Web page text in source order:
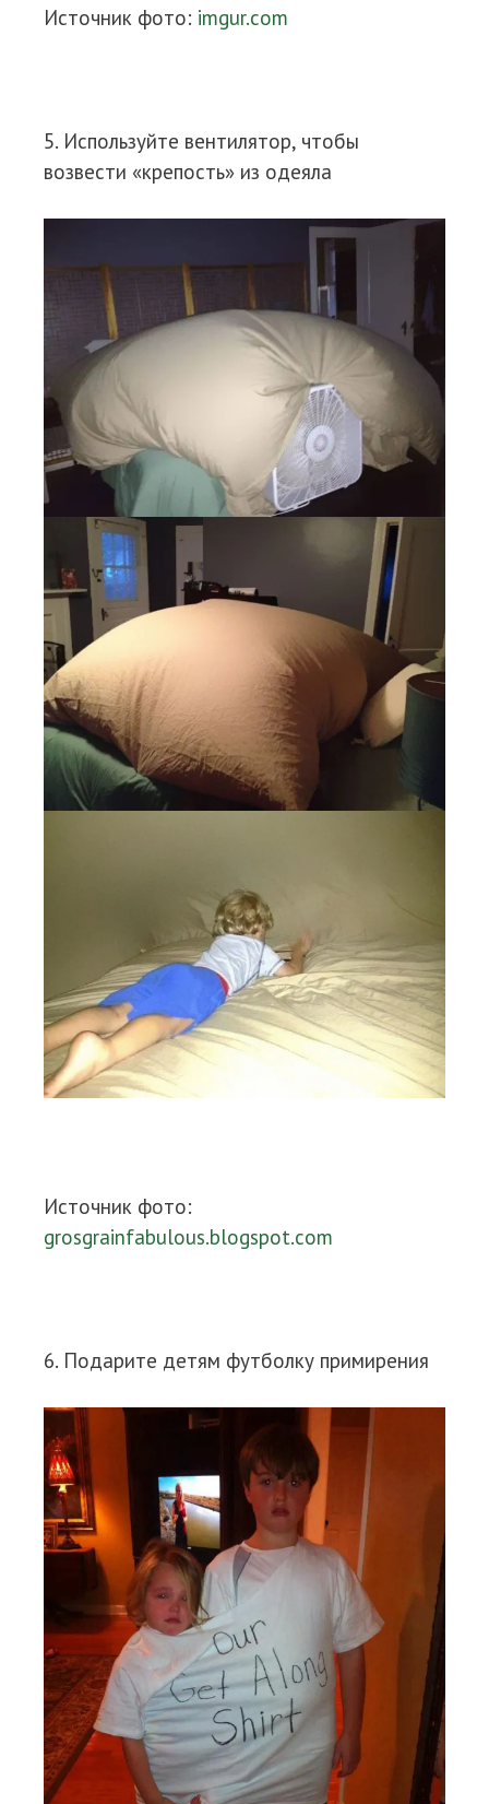
Источник фото: imgur.com
5. Используйте вентилятор, чтобы
возвести «крепость» из одеяла
Источник фото:
grosgrainfabulous.blogspot.com
6. Подарите детям футболку примирения